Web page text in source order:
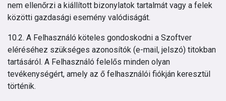
nem ellenőrzi a kiállított bizonylatok tartalmát vagy a felek
közötti gazdasági esemény valódiságát.
10.2. A Felhasználó köteles gondoskodni a Szoftver
eléréséhez szükséges azonosítók (e-mail, jelszó) titokban
tartásáról. A Felhasználó felelős minden olyan
tevékenységért, amely az ő felhasználói fiókján keresztül
történik.